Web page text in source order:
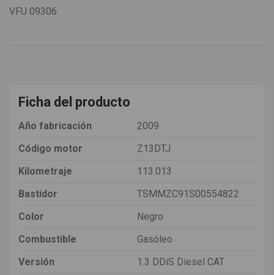
VFU 09306
Ficha del producto
Año fabricación
2009
Código motor
Z13DTJ
Kilometraje
113.013
Bastidor
TSMMZC91S00554822
Color
Negro
Combustible
Gasóleo
Versión
1.3 DDiS Diesel CAT